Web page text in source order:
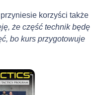
korzyści także
że część technik będę
bo kurs przygotowuje